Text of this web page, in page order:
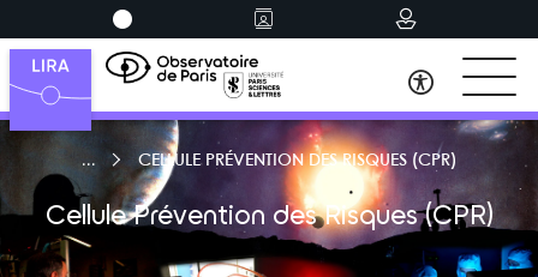
CELLULE PRÉVENTION DES RISQUES (CPR)
Cellule Prévention des Risques (CPR)